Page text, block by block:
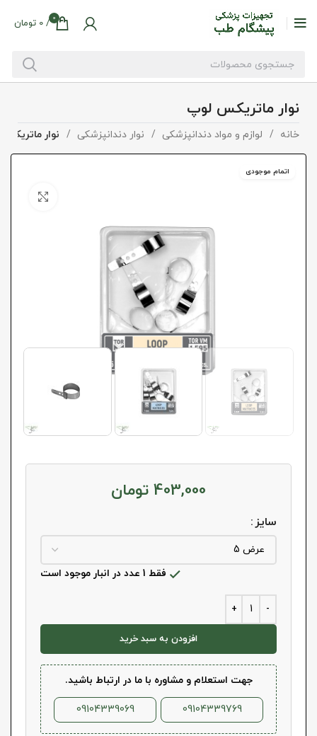
0
/
0 تومان
نوار ماتریکس لوپ
خانه لوازم و مواد دندانپزشکی نوار دندانپزشکی نوار
اتمام موجودی
403,000 تومان
سایز
فقط 1 عدد در انبار موجود است
افزودن به سبد خرید
جهت استعلام و مشاوره با ما در ارتباط باشید.
09104339769
09104339069